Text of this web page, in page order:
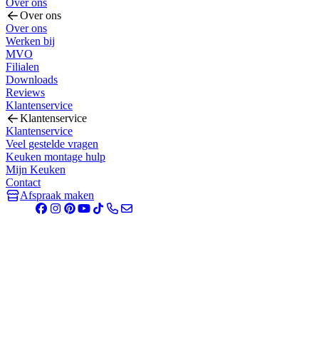
Over ons
Over ons
Over ons
Werken bij
MVO
Filialen
Downloads
Reviews
Klantenservice
Klantenservice
Klantenservice
Veel gestelde vragen
Keuken montage hulp
Mijn Keuken
Contact
Afspraak maken